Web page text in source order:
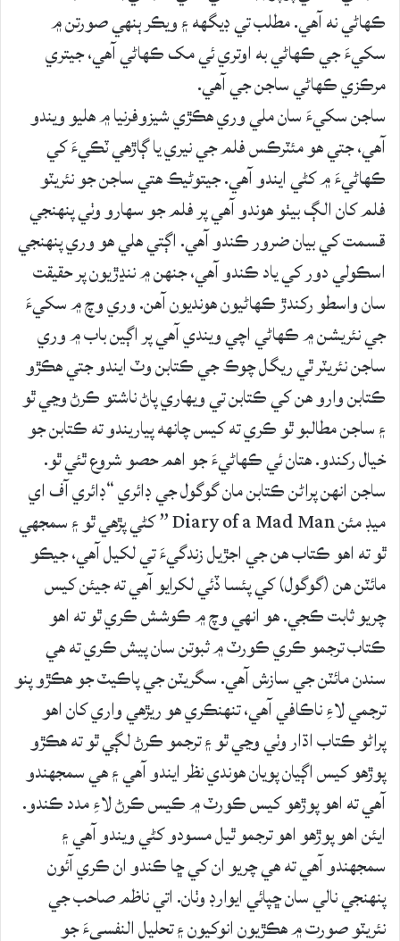
ڪهاڻي نه آهي. مطلب تي ڊيگهه ۽ ويڪر ٻنهي صورتن ۾
سکيءَ جي ڪهاڻي به اوتري ئي مک ڪهاڻي آهي، جيتري
مرڪزي ڪهاڻي ساجن جي آهي.
ساجن سکيءَ سان ملي وري هڪڙي شيزوفرنيا ۾ هليو ويندو
آهي، جتي هو مئٽرڪس فلم جي نيري يا ڳاڙهي ٽڪيءَ کي
ڪهاڻيءَ ۾ کڻي ايندو آهي. جيتوڻيڪ هتي ساجن جو نئريٽو
فلم کان الڳ بيٺو هوندو آهي پر فلم جو سهارو وٺي پنهنجي
قسمت کي بيان ضرور ڪندو آهي. اڳتي هلي هو وري پنهنجي
اسڪولي دور کي ياد ڪندو آهي، جنهن ۾ ننڍڙيون پر حقيقت
سان واسطو رکندڙ ڪهاڻيون هونديون آهن. وري وچ ۾ سکيءَ
جي نئريشن ۾ ڪهاڻي اچي ويندي آهي پر اڳين باب ۾ وري
ساجن نئريٽر ٿي ريگل چوڪ جي ڪتابن وٽ ايندو جتي هڪڙو
ڪتابن وارو هن کي ڪتابن تي ويهاري پاڻ ناشتو ڪرڻ وڃي ٿو
۽ ساجن مطالبو ٿو ڪري ته کيس چانهه پياريندو ته ڪتابن جو
خيال رکندو. هتان ئي ڪهاڻيءَ جو اهم حصو شروع ٿئي ٿو.
ساجن انهن پراڻن ڪتابن مان گوگول جي ڊائري “ڊائري آف اي
ميڊ مئن Diary of a Mad Man ” کڻي پڙهي ٿو ۽ سمجهي
ٿو ته اهو ڪتاب هن جي اجڙيل زندگيءَ تي لکيل آهي، جيڪو
مائٽن هن (گوگول) کي پئسا ڏئي لکرايو آهي ته جيئن کيس
چريو ثابت ڪجي. هو انهي وچ ۾ ڪوشش ڪري ٿو ته اهو
ڪتاب ترجمو ڪري ڪورٽ ۾ ثبوتن سان پيش ڪري ته هي
سندن مائٽن جي سازش آهي. سگريٽن جي پاڪيٽ جو هڪڙو پنو
ترجمي لاءِ ناڪافي آهي، تنهنڪري هو ريڙهي واري کان اهو
پراڻو ڪتاب اڌار وٺي وڃي ٿو ۽ ترجمو ڪرڻ لڳي ٿو ته هڪڙو
پوڙهو کيس اڳيان پويان هوندي نظر ايندو آهي ۽ هي سمجهندو
آهي ته اهو پوڙهو کيس ڪورٽ ۾ ڪيس ڪرڻ لاءِ مدد ڪندو.
ايئن اهو پوڙهو اهو ترجمو ٿيل مسودو کڻي ويندو آهي ۽
سمجهندو آهي ته هي چريو ان کي ڇا ڪندو ان ڪري آئون
پنهنجي نالي سان ڇپائي ايوارڊ وٺان. اتي ناظم صاحب جي
نئريٽو صورت ۾ هڪڙيون انوکيون ۽ تحليل النفسيءَ جو